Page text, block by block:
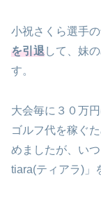
小祝さくら選手
を引退して、妹
す。
大会毎に３０万
ゴルフ代を稼ぐ
めましたが、い
tiara(ティアラ)」